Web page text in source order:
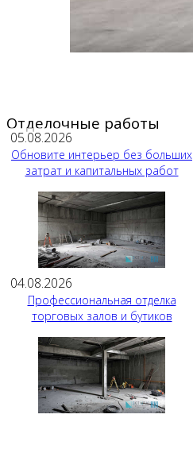
Отделочные работы
05.08.2026
Обновите интерьер без больших
затрат и капитальных работ
04.08.2026
Профессиональная отделка
торговых залов и бутиков